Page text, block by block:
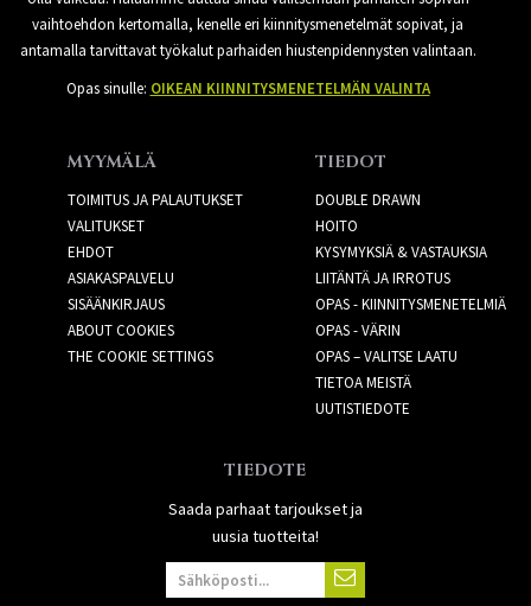
vaihtoehdon kertomalla, kenelle eri kiinnitysmenetelmät sopivat, ja
antamalla tarvittavat työkalut parhaiden hiustenpidennysten valintaan.
Opas sinulle: OIKEAN KIINNITYSMENETELMÄN VALINTA
MYYMÄLÄ
TOIMITUS JA PALAUTUKSET
VALITUKSET
EHDOT
ASIAKASPALVELU
SISÄÄNKIRJAUS
ABOUT COOKIES
THE COOKIE SETTINGS
TIEDOT
DOUBLE DRAWN
HOITO
KYSYMYKSIÄ & VASTAUKSIA
LIITÄNTÄ JA IRROTUS
OPAS - KIINNITYSMENETELMIÄ
OPAS - VÄRIN
OPAS – VALITSE LAATU
TIETOA MEISTÄ
UUTISTIEDOTE
TIEDOTE
Saada parhaat tarjoukset ja
uusia tuotteita!